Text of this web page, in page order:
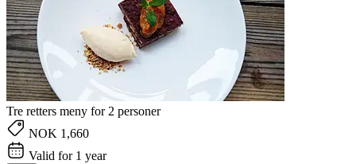
Tre retters meny for 2 personer
NOK 1,660
Valid for 1 year